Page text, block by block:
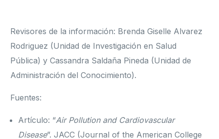
Revisores de la información: Brenda Giselle Alvarez
Rodriguez (Unidad de Investigación en Salud
Pública) y Cassandra Saldaña Pineda (Unidad de
Administración del Conocimiento).
Fuentes:
Artículo: “Air Pollution and Cardiovascular
Disease”. JACC (Journal of the American College